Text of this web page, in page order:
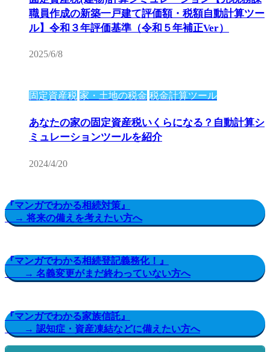
職員作成の新築一戸建て評価額・税額自動計算ツー
ル】令和３年評価基準（令和５年補正Ver）
2025/6/8
固定資産税 家・土地の税金 税金計算ツール
あなたの家の固定資産税いくらになる？自動計算シ
ミュレーションツールを紹介
2024/4/20
『マンガでわかる相続対策』
→ 将来の備えを考えたい方へ
『マンガでわかる相続登記義務化！』
→ 名義変更がまだ終わっていない方へ
『マンガでわかる家族信託』
→ 認知症・資産凍結などに備えたい方へ